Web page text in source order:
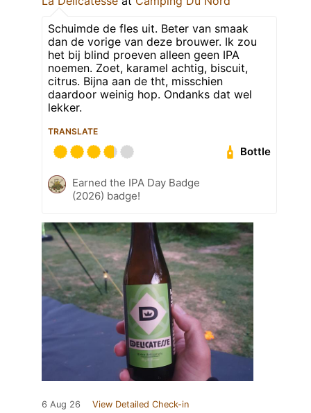
Schuimde de fles uit. Beter van smaak
dan de vorige van deze brouwer. Ik zou
het bij blind proeven alleen geen IPA
noemen. Zoet, karamel achtig, biscuit,
citrus. Bijna aan de tht, misschien
daardoor weinig hop. Ondanks dat wel
lekker.
TRANSLATE
Bottle
Earned the IPA Day Badge
(2026) badge!
6 Aug 26 View Detailed Check-in